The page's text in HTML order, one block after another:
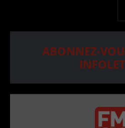
ABONNEZ-